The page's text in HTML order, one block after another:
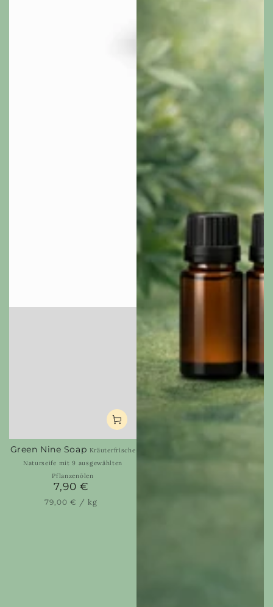
Green Nine Soap Kräuterfrische
Naturseife mit 9 ausgewählten
Pflanzenölen
Regular
price
7,90 €
Unit
79,00 € / per
kg